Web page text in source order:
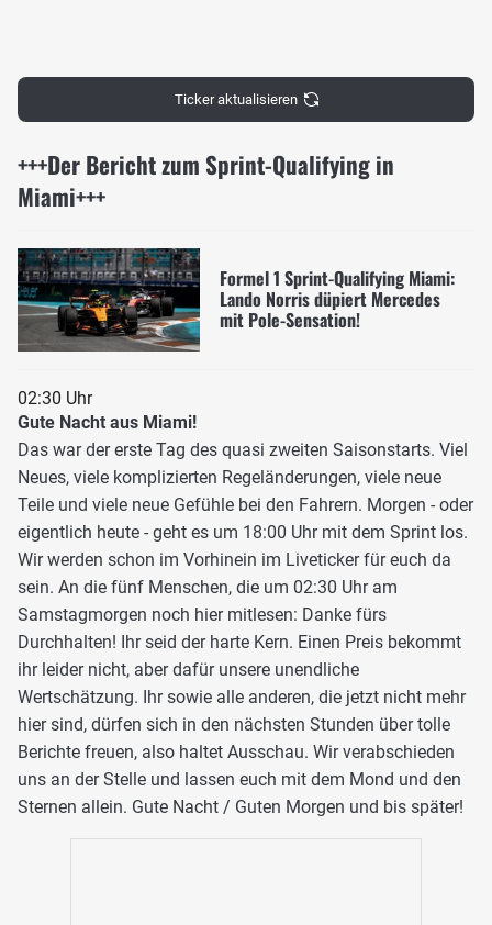
Ticker aktualisieren
+++Der Bericht zum Sprint-Qualifying in
Miami+++
Formel 1 Sprint-Qualifying Miami:
Lando Norris düpiert Mercedes
mit Pole-Sensation!
02:30 Uhr
Gute Nacht aus Miami!
Das war der erste Tag des quasi zweiten Saisonstarts. Viel
Neues, viele komplizierten Regeländerungen, viele neue
Teile und viele neue Gefühle bei den Fahrern. Morgen - oder
eigentlich heute - geht es um 18:00 Uhr mit dem Sprint los.
Wir werden schon im Vorhinein im Liveticker für euch da
sein. An die fünf Menschen, die um 02:30 Uhr am
Samstagmorgen noch hier mitlesen: Danke fürs
Durchhalten! Ihr seid der harte Kern. Einen Preis bekommt
ihr leider nicht, aber dafür unsere unendliche
Wertschätzung. Ihr sowie alle anderen, die jetzt nicht mehr
hier sind, dürfen sich in den nächsten Stunden über tolle
Berichte freuen, also haltet Ausschau. Wir verabschieden
uns an der Stelle und lassen euch mit dem Mond und den
Sternen allein. Gute Nacht / Guten Morgen und bis später!